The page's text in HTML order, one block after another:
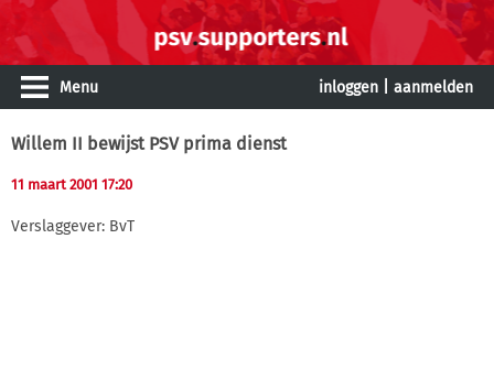
Menu inloggen aanmelden
Willem II bewijst PSV prima dienst
11 maart 2001 17:20
Verslaggever: BvT